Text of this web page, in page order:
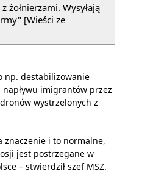
żołnierzami. Wysyłają
[Wieści ze
np. destabilizowanie
imigrantów przez
wystrzelonych z
znaczenie i to normalne,
jest postrzegane w
– stwierdził szef MSZ.